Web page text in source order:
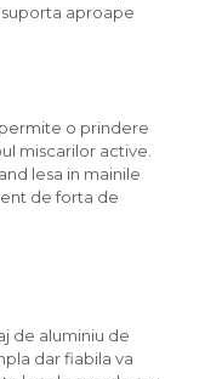
aproape
o prindere
miscarilor active.
lesa in mainile
de forta de
de aluminiu de
dar fiabila va